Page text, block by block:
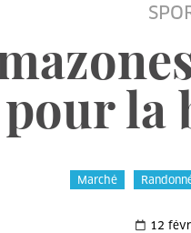
pour la
Marché
12